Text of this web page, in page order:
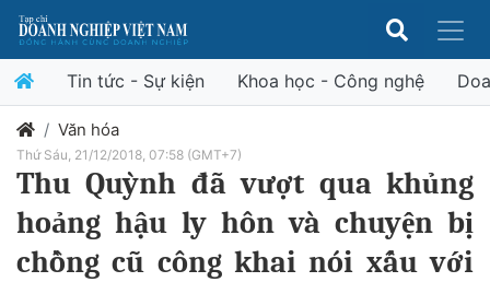
Tin tức - Sự kiện Khoa học - Công nghệ
Văn hóa
Thứ Sáu, 21/12/2018, 07:58 (GMT+7)
Thu Quỳnh đã vượt qua khủng
hoảng hậu ly hôn và chuyện bị
chồng cũ công khai nói xấu với